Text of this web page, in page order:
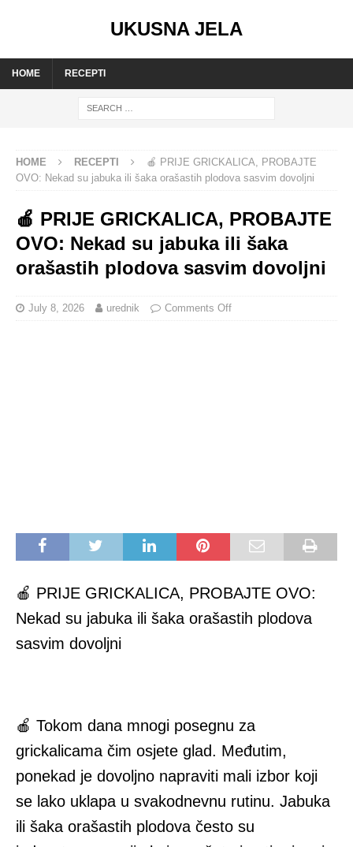
UKUSNA JELA
HOME RECEPTI
HOME RECEPTI
🍎 PRIJE GRICKALICA, PROBAJTE
OVO: Nekad su jabuka ili šaka orašastih plodova sasvim dovoljni
🍎 PRIJE GRICKALICA, PROBAJTE
OVO: Nekad su jabuka ili šaka
orašastih plodova sasvim dovoljni
July 8, 2026 urednik Comments Off
🍎 PRIJE GRICKALICA, PROBAJTE OVO:
Nekad su jabuka ili šaka orašastih plodova
sasvim dovoljni
🍎 Tokom dana mnogi posegnu za
grickalicama čim osjete glad. Međutim,
ponekad je dovoljno napraviti mali izbor koji
se lako uklapa u svakodnevnu rutinu. Jabuka
ili šaka orašastih plodova često su